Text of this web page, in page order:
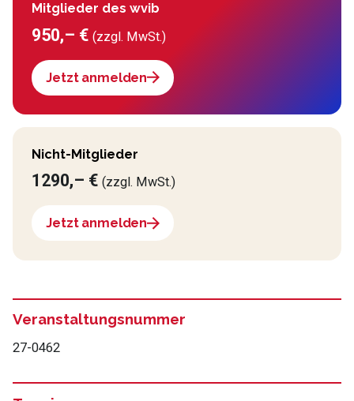
Mitglieder des wvib
950,– €(zzgl. MwSt.)
Jetzt anmelden
Nicht-Mitglieder
1290,– €(zzgl. MwSt.)
Jetzt anmelden
Veranstaltungsnummer
27-0462